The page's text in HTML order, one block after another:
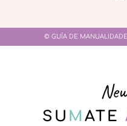
© GUÍA DE
SU M ATE